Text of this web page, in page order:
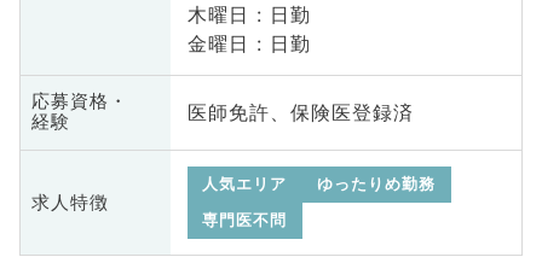
木曜日 : 日勤
金曜日 : 日勤
応募資格・
経験
医師免許、保険医登録済
求人特徴
人気エリア
ゆったりめ勤務
専門医不問